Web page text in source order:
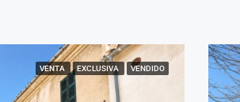
VENTA EXCLUSIVA VENDIDO